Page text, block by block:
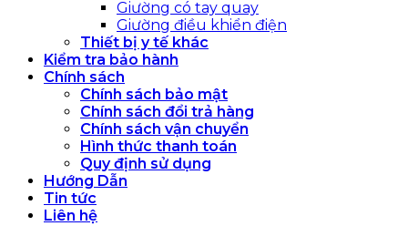
Giường có tay quay
Giường điều khiển điện
Thiết bị y tế khác
Kiểm tra bảo hành
Chính sách
Chính sách bảo mật
Chính sách đổi trả hàng
Chính sách vận chuyển
Hình thức thanh toán
Quy định sử dụng
Hướng Dẫn
Tin tức
Liên hệ